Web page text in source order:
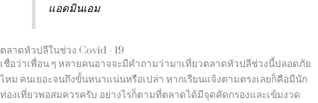
แอดมินเอม
ตลาดหัวปลีในช่วง Covid - 19
เชื่อว่าเพื่อน ๆ หลายคนอาจจะมีคำถามว่ามาเที่ยวตลาดหัวปลีช่วงนี้ปลอดภัย
ไหม คนเยอะจนถึงขั้นหนาแน่นหรือเปล่า หากเรียนแจ้งตามตรงเลยก็คือมีนัก
ท่องเที่ยวพอสมควรครับ อย่างไรก็ตามที่ตลาดได้มีจุดคัดกรองและเข้มงวด